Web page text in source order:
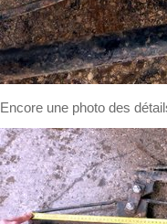
Encore une photo des